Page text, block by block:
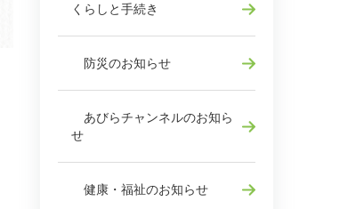
くらしと手続き
防災のお知らせ
あびらチャンネルのお知ら
せ
健康・福祉のお知らせ